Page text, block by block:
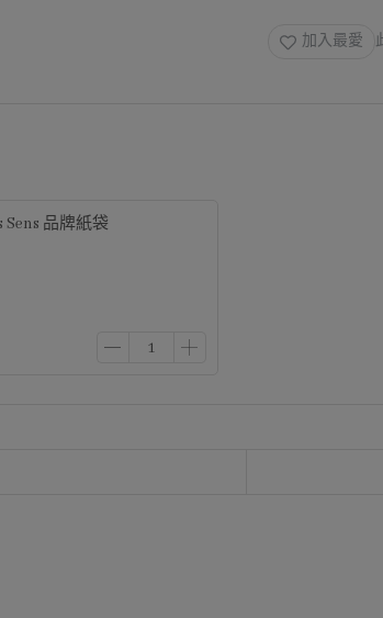
加入最愛
Sens 品牌紙袋